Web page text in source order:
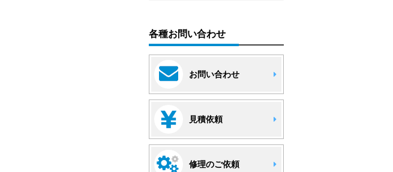
各種お問い合わせ
お問い合わせ
見積依頼
修理のご依頼